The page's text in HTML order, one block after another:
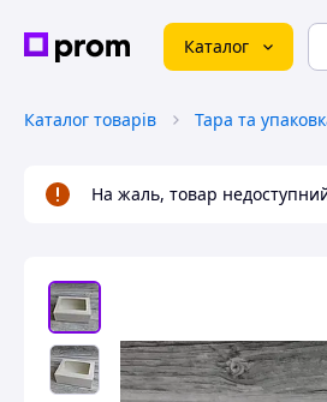
Каталог
Каталог товарів Тара та
На жаль, товар